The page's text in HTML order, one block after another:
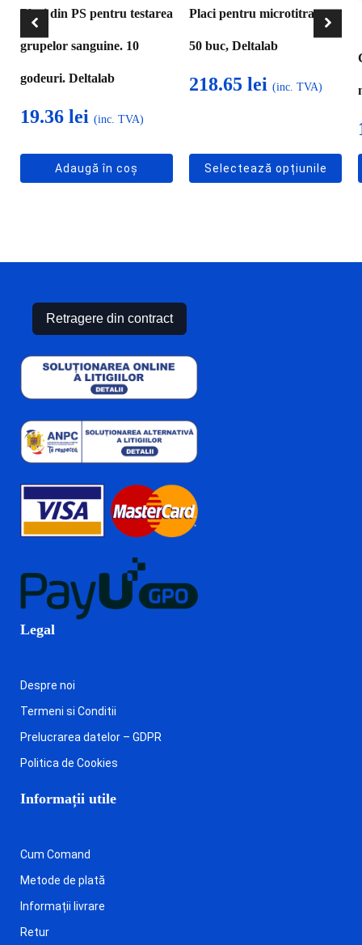
Placi din PS pentru testarea
grupelor sanguine. 10
godeuri. Deltalab
19.36 lei (inc. TVA)
Adaugă în coș
Placi pentru microtitrare,
50 buc, Deltalab
218.65 lei (inc. TVA)
Selectează opțiunile
alese
produsului.
Retragere din contract
Legal
Despre noi
Termeni si Conditii
Prelucrarea datelor – GDPR
Politica de Cookies
Informații utile
Cum Comand
Metode de plată
Informații livrare
Retur